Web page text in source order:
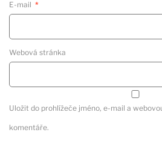
E-mail *
Webová stránka
Uložit do prohlížeče jméno, e-mail a
komentáře.